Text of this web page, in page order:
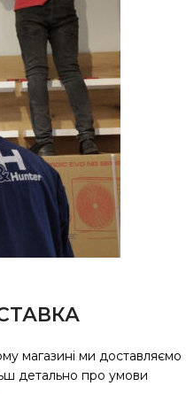
магазині ми доставляємо
детально про умови